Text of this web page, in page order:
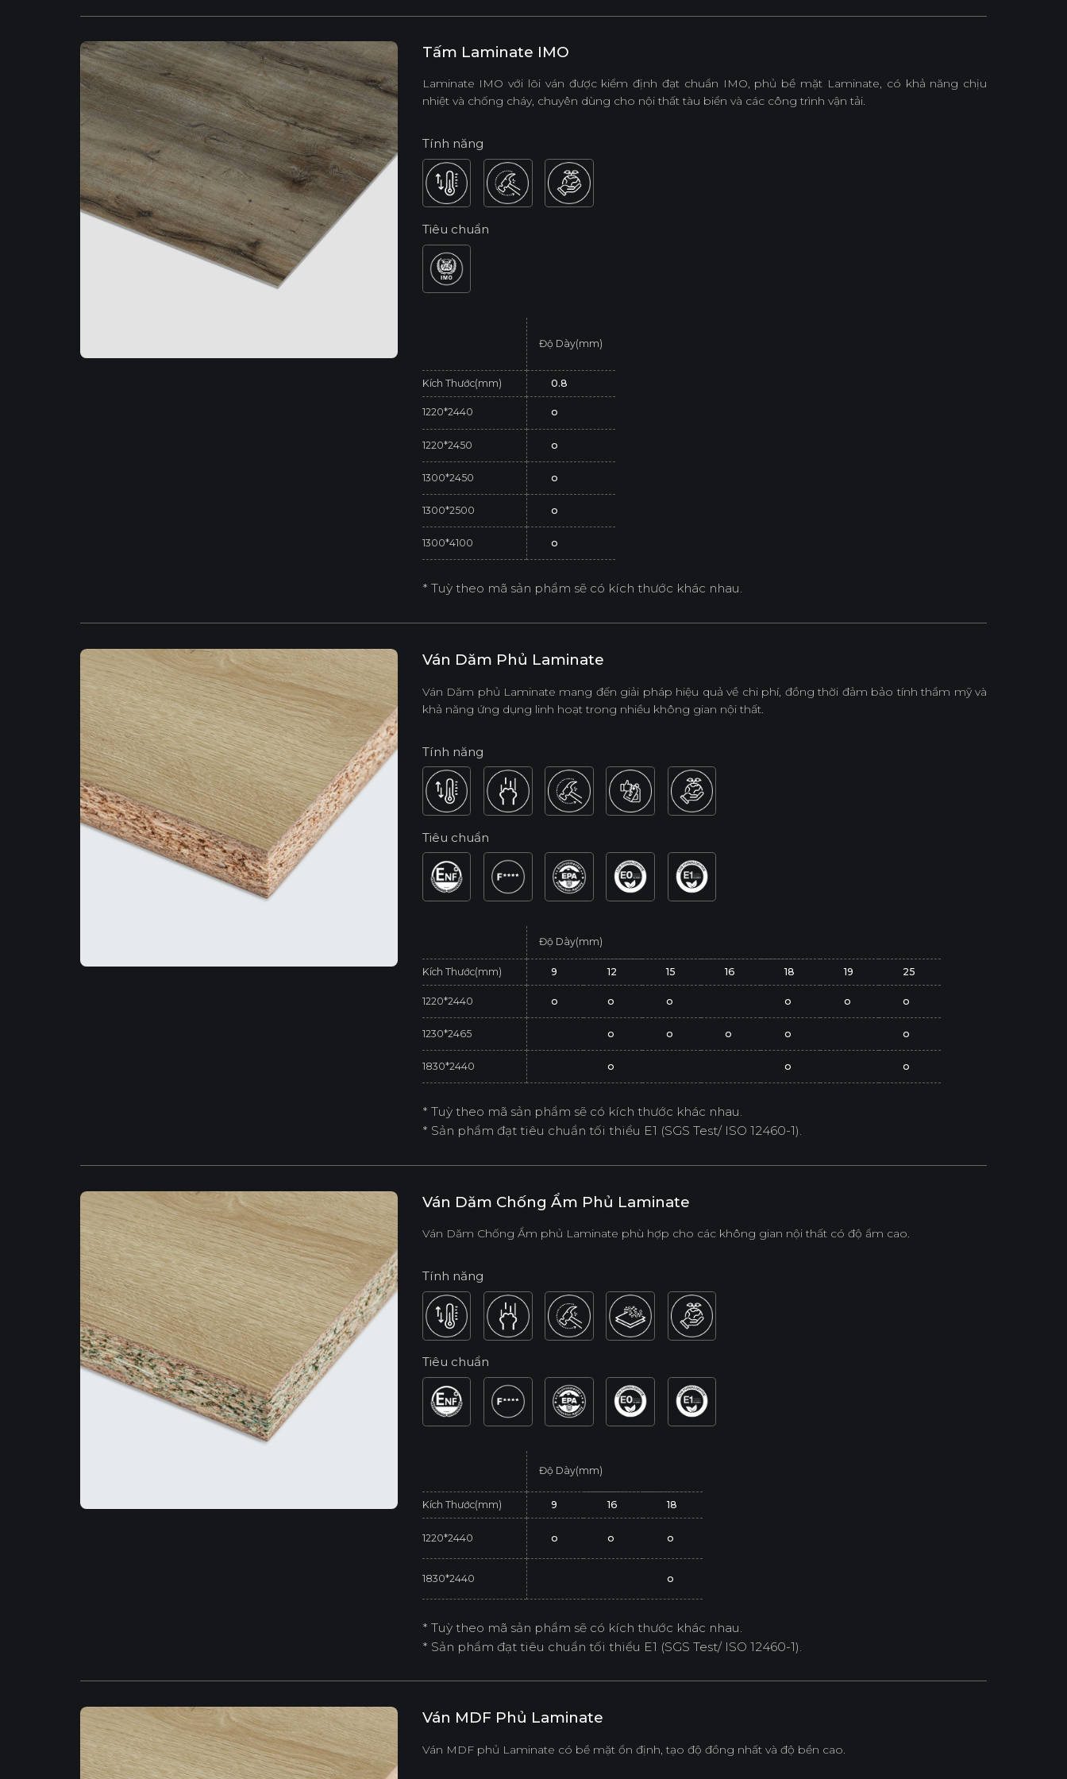
Tấm Laminate IMO
Laminate IMO với lõi ván được kiểm định đạt chuẩn IMO, phủ bề mặt Laminate, có khả năng chịu
nhiệt và chống cháy, chuyên dùng cho nội thất tàu biển và các công trình vận tải.
Tính năng
Tiêu chuẩn
Độ Dày(mm)
Kích Thước(mm) 0.8
1220*2440 o
1220*2450 o
1300*2450 o
1300*2500 o
1300*4100 o
* Tuỳ theo mã sản phẩm sẽ có kích thước khác nhau.
Ván Dăm Phủ Laminate
Ván Dăm phủ Laminate mang đến giải pháp hiệu quả về chi phí, đồng thời đảm bảo tính thẩm mỹ và
khả năng ứng dụng linh hoạt trong nhiều không gian nội thất.
Tính năng
Tiêu chuẩn
Độ Dày(mm)
Kích Thước(mm) 9 12 15 16 18 19 25
1220*2440 o o o o o o
1230*2465 o o o o o
1830*2440 o o o
* Tuỳ theo mã sản phẩm sẽ có kích thước khác nhau.
* Sản phẩm đạt tiêu chuẩn tối thiểu E1 (SGS Test/ ISO 12460-1).
Ván Dăm Chống Ẩm Phủ Laminate
Ván Dăm Chống Ẩm phủ Laminate phù hợp cho các không gian nội thất có độ ẩm cao.
Tính năng
Tiêu chuẩn
Độ Dày(mm)
Kích Thước(mm) 9 16 18
1220*2440 o o o
1830*2440 o
* Tuỳ theo mã sản phẩm sẽ có kích thước khác nhau.
* Sản phẩm đạt tiêu chuẩn tối thiểu E1 (SGS Test/ ISO 12460-1).
Ván MDF Phủ Laminate
Ván MDF phủ Laminate có bề mặt ổn định, tạo độ đồng nhất và độ bền cao.